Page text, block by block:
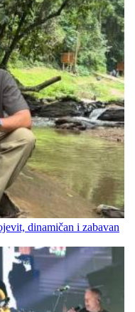
dinamičan i zabavan